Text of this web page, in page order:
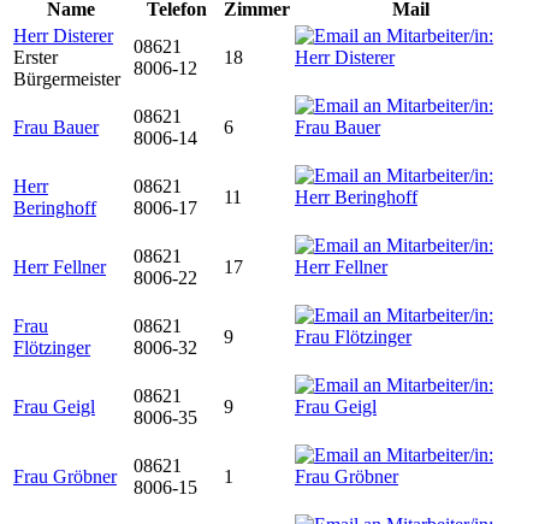
Name
Telefon Zimmer
Mail
Herr Disterer
Erster
Bürgermeister
08621
8006-12
18
Frau Bauer
08621
8006-14
6
Herr
Beringhoff
08621
8006-17
11
Herr Fellner
08621
8006-22
17
Frau
Flötzinger
08621
8006-32
9
Frau Geigl
08621
8006-35
9
Frau Gröbner
08621
8006-15
1